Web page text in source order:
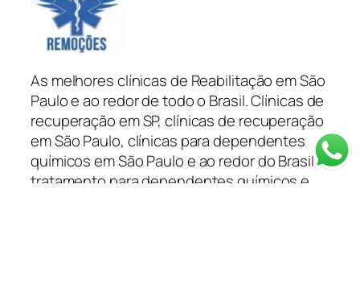
As melhores clínicas de Reabilitação em São
Paulo e ao redor de todo o Brasil. Clínicas de
recuperação em SP, clínicas de recuperação
em São Paulo, clínicas para dependentes
químicos em São Paulo e ao redor do Brasil
tratamento para dependentes químicos e